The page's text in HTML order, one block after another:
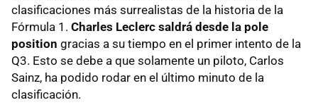
clasificaciones más surrealistas de la historia de la
Fórmula 1. Charles Leclerc saldrá desde la pole
position gracias a su tiempo en el primer intento de la
Q3. Esto se debe a que solamente un piloto, Carlos
Sainz, ha podido rodar en el último minuto de la
clasificación.